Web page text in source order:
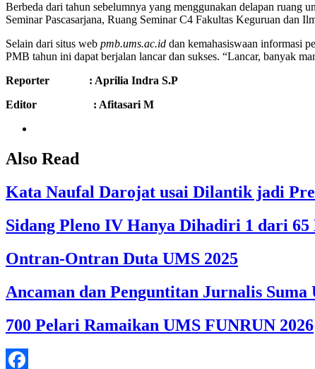
Berbeda dari tahun sebelumnya yang menggunakan delapan
Seminar Pascasarjana, Ruang Seminar C4 Fakultas Keguruan dan
Selain dari situs web pmb.ums.ac.id dan kemahasiswaan informasi
PMB tahun ini dapat berjalan lancar dan sukses. “Lancar, banyak
Reporter : Aprilia Indra S.P
Editor : Afitasari M
Also Read
Kata Naufal Darojat usai Dilantik jadi
Sidang Pleno IV Hanya Dihadiri 1 dari
Ontran-Ontran Duta UMS 2025
Ancaman dan Penguntitan Jurnalis
700 Pelari Ramaikan UMS FUNRUN 2026